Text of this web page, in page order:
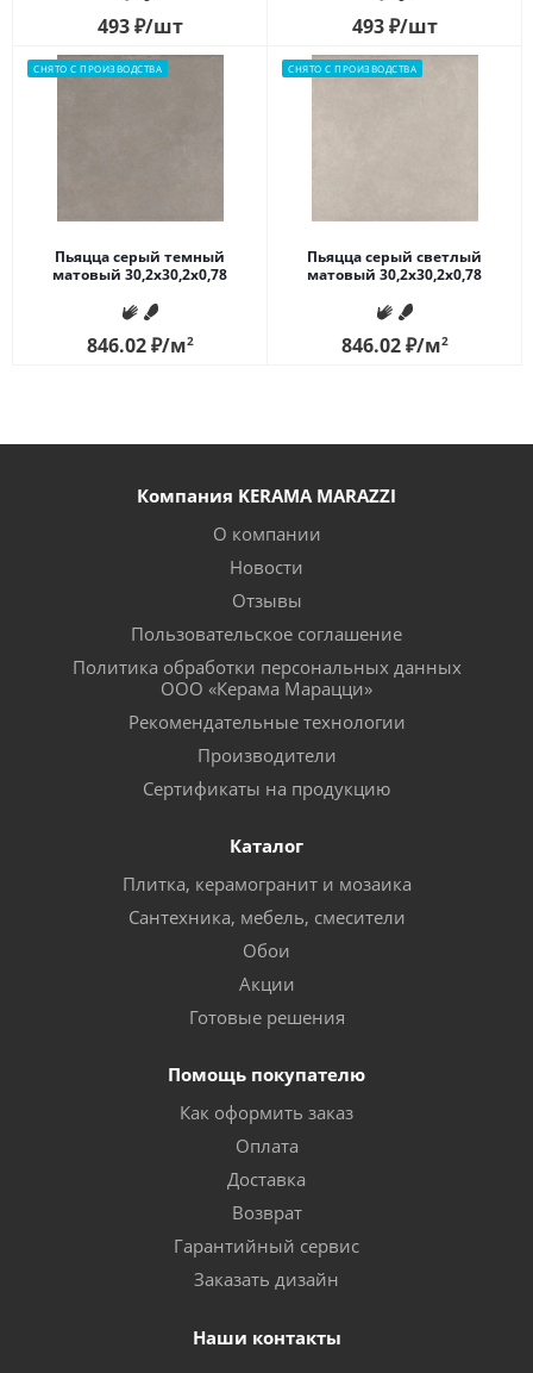
493₽/шт 493₽/шт
СНЯТО С ПРОИЗВОДСТВА
Пьяцца серый темный
матовый 30,2x30,2x0,78
846.02₽/м2
СНЯТО С ПРОИЗВОДСТВА
Пьяцца серый светлый
матовый 30,2x30,2x0,78
846.02₽/м2
Компания KERAMA MARAZZI
О компании
Новости
Отзывы
Пользовательское соглашение
Политика обработки персональных данных
ООО «Керама Марацци»
Рекомендательные технологии
Производители
Сертификаты на продукцию
Каталог
Плитка, керамогранит и мозаика
Сантехника, мебель, смесители
Обои
Акции
Готовые решения
Помощь покупателю
Как оформить заказ
Оплата
Доставка
Возврат
Гарантийный сервис
Заказать дизайн
Наши контакты